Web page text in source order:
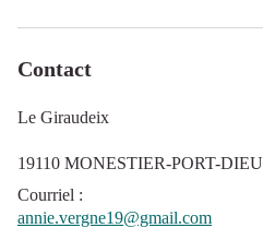
Contact
Le Giraudeix
19110 MONESTIER-PORT-DIEU
Courriel :
annie.vergne19@gmail.com